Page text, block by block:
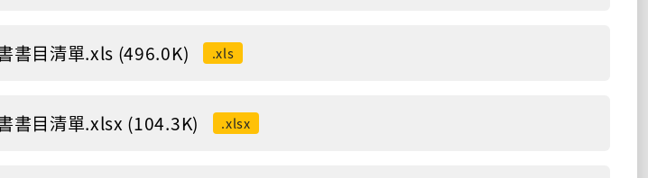
書目清單.xls (496.0K) .xls
書目清單.xlsx (104.3K) .xlsx